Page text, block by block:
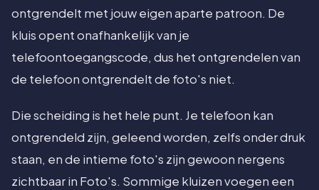
ontgrendelt met jouw eigen aparte patroon. De
kluis opent onafhankelijk van je
telefoontoegangscode, dus het ontgrendelen van
de telefoon ontgrendelt de foto's niet.
Die scheiding is het hele punt. Je telefoon kan
ontgrendeld zijn, geleend worden, zelfs onder druk
staan, en de intieme foto's zijn gewoon nergens
zichtbaar in Foto's. Sommige kluizen voegen een